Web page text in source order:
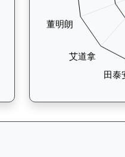
果紀錄：查看馬匹